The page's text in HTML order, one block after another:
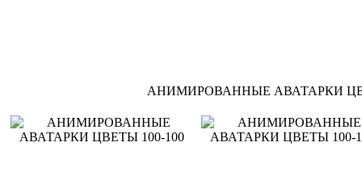
АНИМИРОВАННЫЕ АВАТАРКИ